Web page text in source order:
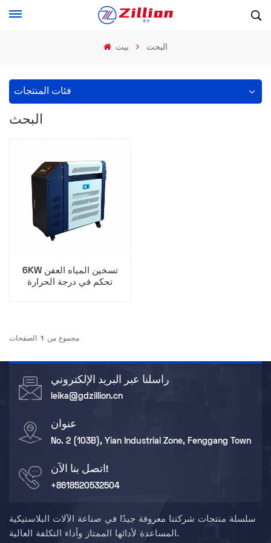
بيت البحث
فئات المنتجات
البحث
6KW تسخين المياه العفن
تحكم في درجة الحرارة
مجموع من 1 الصفحات
راسلنا عبر البريد الإلكتروني
leika@gdzillion.cn
عنوان
No. 2 (103B), Yian Industrial Zone, Fenggang Town
اتصل بنا الآن!
+8618520532504
سلسلة منتجات شركتنا معروفة جيدًا في صناعة الآلات البلاستيكية
المساعدة لأدائها الممتاز وأداء التكلفة العالية.